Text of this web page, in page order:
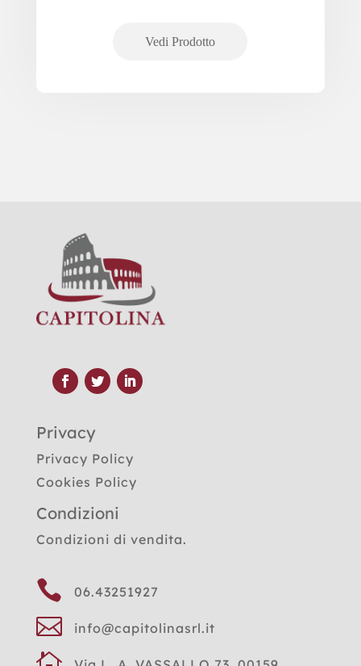
Privacy
Privacy Policy
Cookies Policy
Condizioni
Condizioni di vendita.
 06.43251927
 info@capitolinasrl.it